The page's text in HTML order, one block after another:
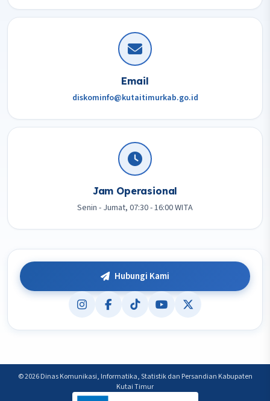
Email
diskominfo@kutaitimurkab.go.id
Jam Operasional
Senin - Jumat, 07:30 - 16:00 WITA
Hubungi Kami
© 2026 Dinas Komunikasi, Informatika, Statistik dan Persandian Kabupaten
Kutai Timur